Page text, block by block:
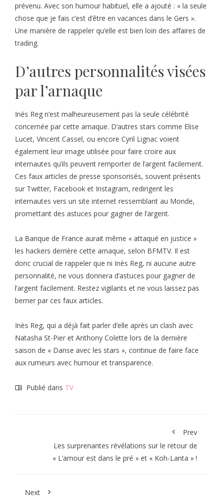
prévenu. Avec son humour habituel, elle a ajouté : « la seule
chose que je fais c’est d’être en vacances dans le Gers ».
Une manière de rappeler qu’elle est bien loin des affaires de
trading.
D’autres personnalités visées
par l’arnaque
Inès Reg n’est malheureusement pas la seule célébrité
concernée par cette arnaque. D’autres stars comme Elise
Lucet, Vincent Cassel, ou encore Cyril Lignac voient
également leur image utilisée pour faire croire aux
internautes qu’ils peuvent remporter de l’argent facilement.
Ces faux articles de presse sponsorisés, souvent présents
sur Twitter, Facebook et Instagram, redirigent les
internautes vers un site internet ressemblant au Monde,
promettant des astuces pour gagner de l’argent.
La Banque de France aurait même « attaqué en justice »
les hackers derrière cette arnaque, selon BFMTV. Il est
donc crucial de rappeler que ni Inès Reg, ni aucune autre
personnalité, ne vous donnera d’astuces pour gagner de
l’argent facilement. Restez vigilants et ne vous laissez pas
berner par ces faux articles.
Inès Reg, qui a déjà fait parler d’elle après un clash avec
Natasha St-Pier et Anthony Colette lors de la dernière
saison de « Danse avec les stars », continue de faire face
aux rumeurs avec humour et transparence.
Publié dans TV
Prev
Les surprenantes révélations sur le retour de
« L’amour est dans le pré » et « Koh-Lanta » !
Next